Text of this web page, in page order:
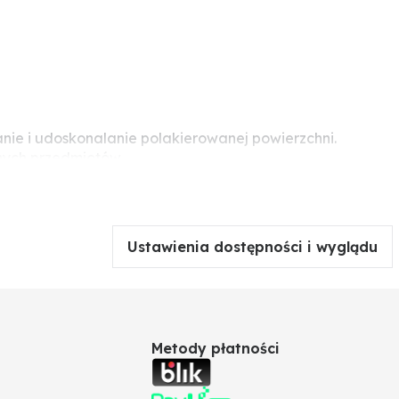
i udoskonalanie polakierowanej powierzchni.
Ustawienia dostępności i wyglądu
Metody płatności